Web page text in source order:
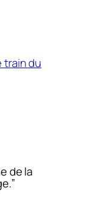
train du
de la